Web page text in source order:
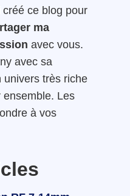
créé ce blog pour
ma
avec vous.
avec sa
univers très riche
ensemble. Les
à vos